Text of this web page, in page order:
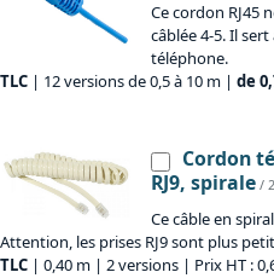
Ce cordon RJ45
câblée 4-5. Il
téléphone.
TLC | 12 versions de 0,5 à 10 m | de
Cordon
RJ9, spirale /
Ce câble en
Attention, les prises RJ9 sont plus
TLC | 0,40 m | 2 versions | Prix HT :